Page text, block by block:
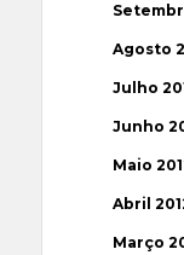
Agosto
Julho
Junho
Maio
Abril
Março